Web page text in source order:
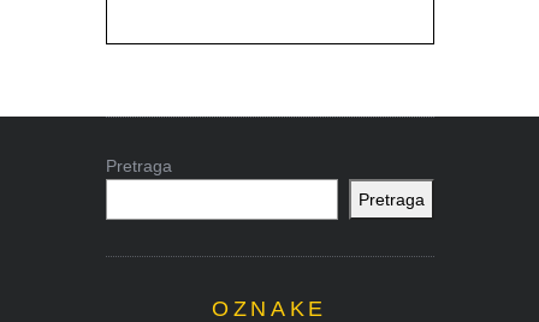
Pretraga
Pretraga
OZNAKE